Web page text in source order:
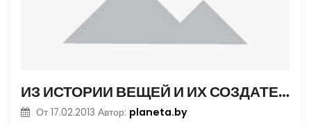
ИЗ ИСТОРИИ ВЕЩЕЙ И ИХ СОЗДАТЕЛЕЙ
От 17.02.2013 Автор: planeta.by